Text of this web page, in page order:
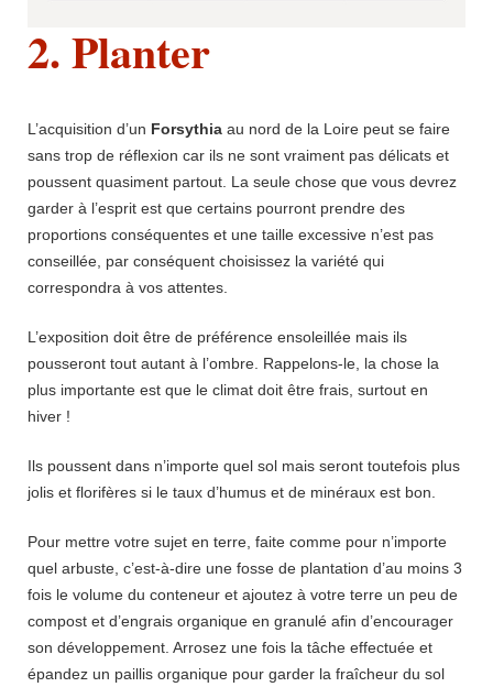
2. Planter
L’acquisition d’un Forsythia au nord de la Loire peut se faire
sans trop de réflexion car ils ne sont vraiment pas délicats et
poussent quasiment partout. La seule chose que vous devrez
garder à l’esprit est que certains pourront prendre des
proportions conséquentes et une taille excessive n’est pas
conseillée, par conséquent choisissez la variété qui
correspondra à vos attentes.
L’exposition doit être de préférence ensoleillée mais ils
pousseront tout autant à l’ombre. Rappelons-le, la chose la
plus importante est que le climat doit être frais, surtout en
hiver !
Ils poussent dans n’importe quel sol mais seront toutefois plus
jolis et florifères si le taux d’humus et de minéraux est bon.
Pour mettre votre sujet en terre, faite comme pour n’importe
quel arbuste, c’est-à-dire une fosse de plantation d’au moins 3
fois le volume du conteneur et ajoutez à votre terre un peu de
compost et d’engrais organique en granulé afin d’encourager
son développement. Arrosez une fois la tâche effectuée et
épandez un paillis organique pour garder la fraîcheur du sol